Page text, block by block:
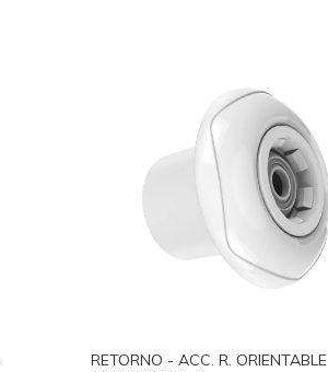
RETORNO - ACC. R. ORIENTABLE